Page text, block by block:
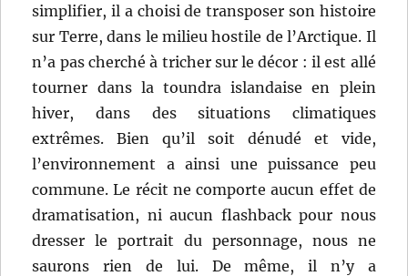
simplifier, il a choisi de transposer son histoire
sur Terre, dans le milieu hostile de l’Arctique. Il
n’a pas cherché à tricher sur le décor : il est allé
tourner dans la toundra islandaise en plein
hiver, dans des situations climatiques
extrêmes. Bien qu’il soit dénudé et vide,
l’environnement a ainsi une puissance peu
commune. Le récit ne comporte aucun effet de
dramatisation, ni aucun flashback pour nous
dresser le portrait du personnage, nous ne
saurons rien de lui. De même, il n’y a